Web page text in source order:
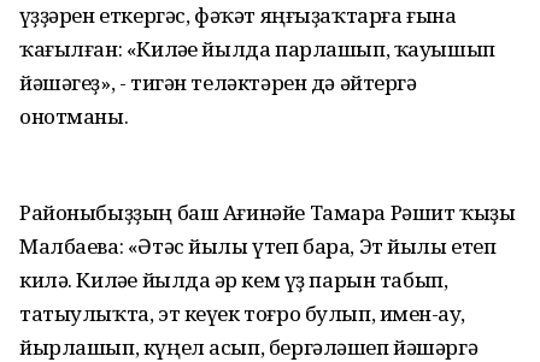
һүҙҙәрен еткергәс, фәҡәт яңғыҙаҡтарға ғына
ҡағылған: «Киләһе йылда парлашып, ҡауышып
йәшәгеҙ», - тигән теләктәрен дә әйтергә
онотманы.
Районыбыҙҙың баш Ағинәйе Тамара Рәшит ҡыҙы
Малбаева: «Әтәс йылы үтеп бара, Эт йылы етеп
килә. Киләһе йылда һәр кем үҙ парын табып,
татыулыҡта, эт кеүек тоғро булып, имен-һау,
йырлашып, күңел асып, бергәләшеп йәшәргә